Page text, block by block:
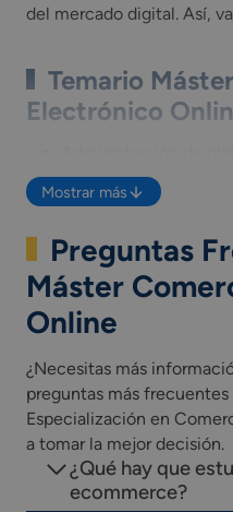
del mercado digital. Así,
Temario
Electrónico
electrónico.
Gestión del
Logística del
Atención al cliente,
comercio electrónico.
*Incluye una fase de
organismo equiparado
currículo del curso de
distancia.
*Las asignaturas
pueden variar según la
Mostrar más
Preguntas
Máster
Online
¿Necesitas más
preguntas más frecuentes
Especialización en
a tomar la mejor decisión.
¿Qué hay que
ecommerce?